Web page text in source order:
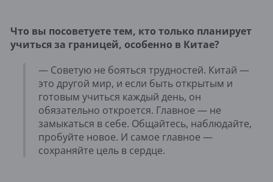
Что вы посоветуете тем, кто только планирует
учиться за границей, особенно в Китае?
— Советую не бояться трудностей. Китай —
это другой мир, и если быть открытым и
готовым учиться каждый день, он
обязательно откроется. Главное — не
замыкаться в себе. Общайтесь, наблюдайте,
пробуйте новое. И самое главное —
сохраняйте цель в сердце.